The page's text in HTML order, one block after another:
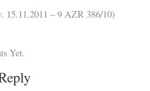
15.11.2011 – 9 AZR 386/10)
Yet.